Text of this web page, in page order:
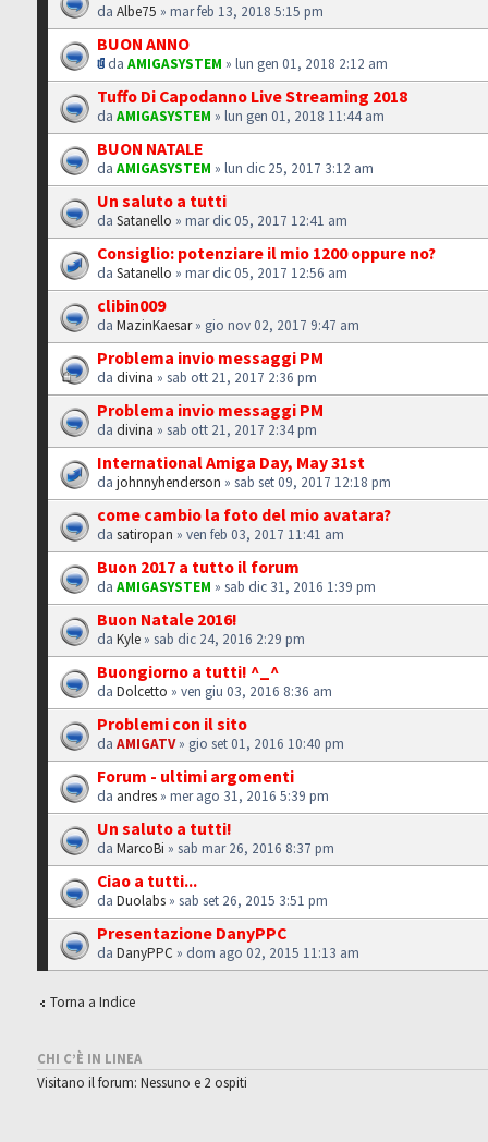
daAlbe75 » mar feb 13, 2018 5:15 pm
BUON ANNO
daAMIGASYSTEM » lun gen 01, 2018 2:12 am
Tuffo Di Capodanno Live Streaming 2018
daAMIGASYSTEM » lun gen 01, 2018 11:44 am
BUON NATALE
daAMIGASYSTEM » lun dic 25, 2017 3:12 am
Un saluto a tutti
daSatanello » mar dic 05, 2017 12:41 am
Consiglio: potenziare il mio 1200 oppure no?
daSatanello » mar dic 05, 2017 12:56 am
clibin009
daMazinKaesar» gio nov 02, 2017 9:47 am
Problema invio messaggi PM
dadivina » sab ott 21, 2017 2:36 pm
Problema invio messaggi PM
dadivina » sab ott 21, 2017 2:34 pm
International Amiga Day, May 31st
dajohnnyhenderson » sab set 09, 2017 12:18 pm
come cambio la foto del mio avatara?
dasatiropan » ven feb 03, 2017 11:41 am
Buon 2017 a tutto il forum
daAMIGASYSTEM » sab dic 31, 2016 1:39 pm
Buon Natale 2016!
daKyle » sab dic 24, 2016 2:29 pm
Buongiorno a tutti! ^_^
daDolcetto » ven giu 03, 2016 8:36 am
Problemi con il sito
daAMIGATV» gio set 01, 2016 10:40 pm
Forum - ultimi argomenti
da andres » mer ago 31, 2016 5:39 pm
Un saluto a tutti!
daMarcoBi » sab mar 26, 2016 8:37 pm
Ciao a tutti...
daDuolabs » sab set 26, 2015 3:51 pm
Presentazione DanyPPC
daDanyPPC » dom ago 02, 2015 11:13 am
Torna a Indice
CHI C’È IN LINEA
Visitano il forum: Nessuno e 2 ospiti